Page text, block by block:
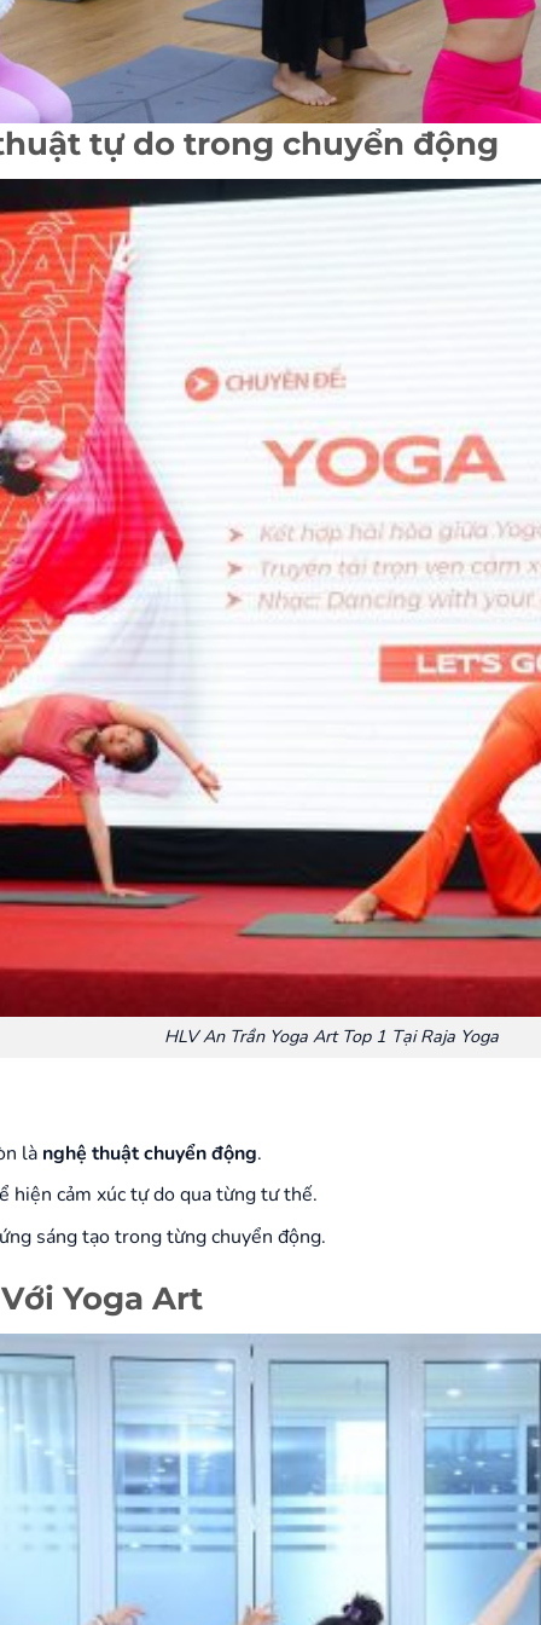
tự do trong chuyển động
HLV An Trần Yoga Art Top 1 Tại Raja Yoga
là nghệ thuật chuyển động.
hiện cảm xúc tự do qua từng tư thế.
sáng tạo trong từng chuyển động.
Yoga Art